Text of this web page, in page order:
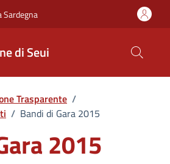
Sardegna
di Seui
Trasparente /
/ Bandi di Gara 2015
2015